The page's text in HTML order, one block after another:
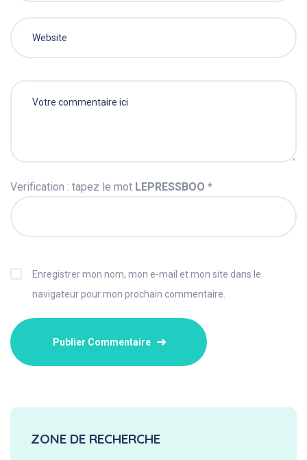
Verification : tapez le mot LEPRESSBOO *
Enregistrer mon nom, mon e-mail et mon site dans le
navigateur pour mon prochain commentaire.
ZONE DE RECHERCHE